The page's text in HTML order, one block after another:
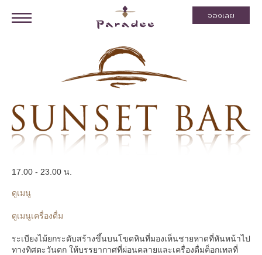
จองเลย
17.00 - 23.00 น.
ดูเมนู
ดูเมนูเครื่องดื่ม
ระเบียงไม้ยกระดับสร้างขึ้นบนโขดหินที่มองเห็นชายหาดที่หันหน้าไป
ทางทิศตะวันตก ให้บรรยากาศที่ผ่อนคลายและเครื่องดื่มค็อกเทลที่